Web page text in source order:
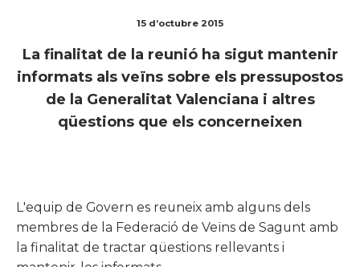
15 d’octubre 2015
La finalitat de la reunió ha sigut mantenir
informats als veïns sobre els pressupostos
de la Generalitat Valenciana i altres
qüestions que els concerneixen
​L'equip de Govern es reuneix amb alguns dels
membres de la Federació de Veïns de Sagunt amb
la finalitat de tractar qüestions rellevants i